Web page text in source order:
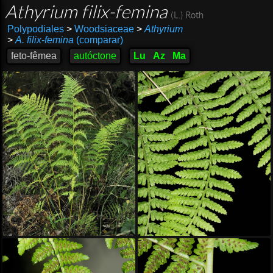
Athyrium filix-femina (L.) Roth
Polypodiales >Woodsiaceae > Athyrium
> A. filix-femina (comparar)
feto-fêmea
autóctone Lu Az Ma